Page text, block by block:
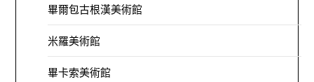
畢爾包古根漢美術館
米羅美術館
畢卡索美術館